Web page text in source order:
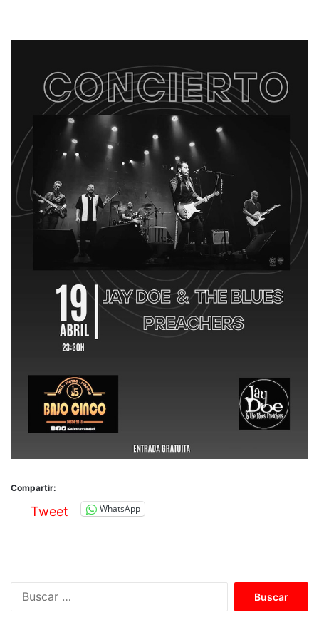
Compartir:
Tweet WhatsApp